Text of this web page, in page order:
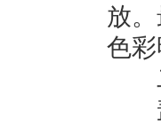
放
色彩
二
盖